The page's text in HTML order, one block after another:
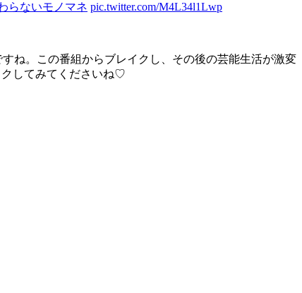
らないモノマネ pic.twitter.com/M4L34l1Lwp
ね。この番組からブレイクし、その後の芸能生活が激変
クしてみてくださいね♡